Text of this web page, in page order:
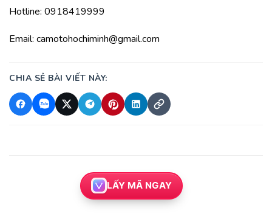
Hotline: 0918419999
Email: camotohochiminh@gmail.com
CHIA SẺ BÀI VIẾT NÀY:
LẤY MÃ NGAY